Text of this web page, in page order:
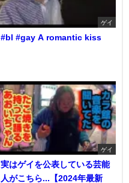
ゲイ
#bl #gay A romantic kiss
ゲイ
実はゲイを公表している芸能
人がこちら...【2024年最新